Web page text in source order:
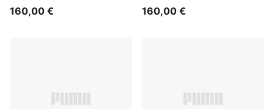
160,00 € 160,00 €